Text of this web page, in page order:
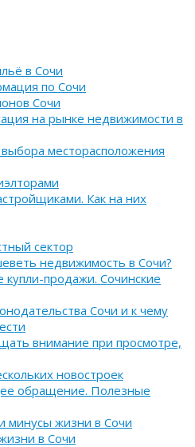
в Сочи
по Сочи
Сочи
на рынке недвижимости в
месторасположения
Как на них
сектор
недвижимость в Сочи?
продажи. Сочинские
Сочи и к чему
внимание при просмотре,
новостроек
обращение. Полезные
жизни в Сочи
в Сочи